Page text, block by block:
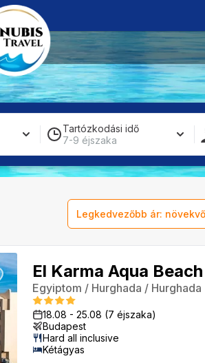
Tartózkodási idő
7-9 éjszaka
Legkedvezőbb ár: növekvő
Egyiptom / Hurghada / Hurghada
18.08 - 25.08 (7 éjszaka)
Budapest
Hard all inclusive
Kétágyas